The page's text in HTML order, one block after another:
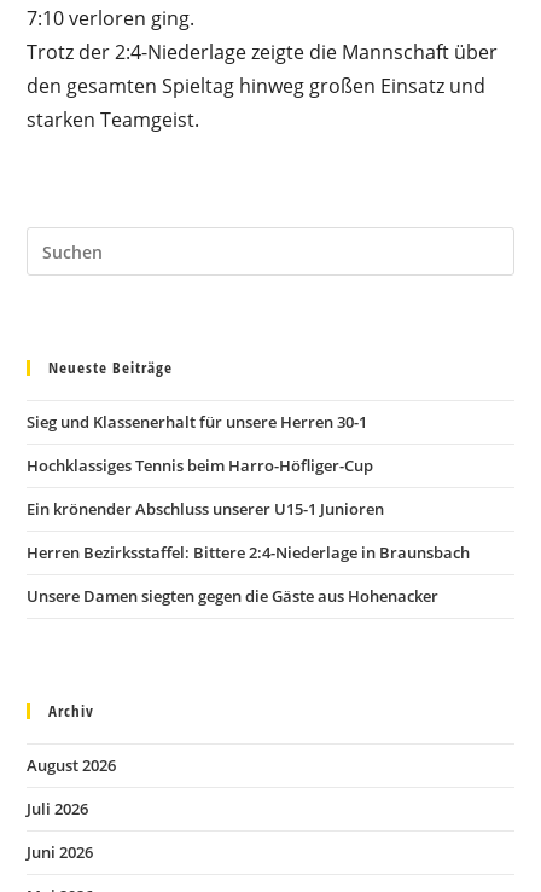
7:10 verloren ging.
Trotz der 2:4-Niederlage zeigte die Mannschaft über
den gesamten Spieltag hinweg großen Einsatz und
starken Teamgeist.
Neueste Beiträge
Sieg und Klassenerhalt für unsere Herren 30-1
Hochklassiges Tennis beim Harro-Höfliger-Cup
Ein krönender Abschluss unserer U15-1 Junioren
Herren Bezirksstaffel: Bittere 2:4-Niederlage in Braunsbach
Unsere Damen siegten gegen die Gäste aus Hohenacker
Archiv
August 2026
Juli 2026
Juni 2026